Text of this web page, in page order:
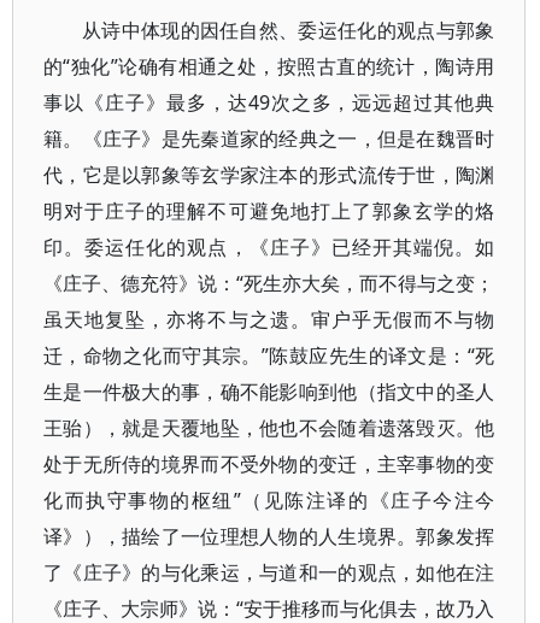
从诗中体现的因任自然、委运任化的观点与郭象
的“独化”论确有相通之处，按照古直的统计，陶诗用
事以《庄子》最多，达49次之多，远远超过其他典
籍。《庄子》是先秦道家的经典之一，但是在魏晋时
代，它是以郭象等玄学家注本的形式流传于世，陶渊
明对于庄子的理解不可避免地打上了郭象玄学的烙
印。委运任化的观点，《庄子》已经开其端倪。如
《庄子、德充符》说：“死生亦大矣，而不得与之变；
虽天地复坠，亦将不与之遗。审户乎无假而不与物
迁，命物之化而守其宗。”陈鼓应先生的译文是：“死
生是一件极大的事，确不能影响到他（指文中的圣人
王骀），就是天覆地坠，他也不会随着遗落毁灭。他
处于无所侍的境界而不受外物的变迁，主宰事物的变
化而执守事物的枢纽”（见陈注译的《庄子今注今
译》），描绘了一位理想人物的人生境界。郭象发挥
了《庄子》的与化乘运，与道和一的观点，如他在注
《庄子、大宗师》说：“安于推移而与化俱去，故乃入